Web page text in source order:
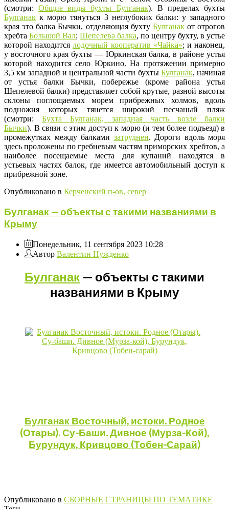
(смотри:Общие виды бухты Булганак). В пределах бухты
Булганак к морю тянуться 3 неглубоких балки: у западного
края это балка Бычки, отделяющая бухту Булганакот отрогов
хребта Большой Вал; Шепелева балка, по центру бухту, в устье
которой находитсялодочный кооператив «Чайка»; и наконец,
у восточного края бухты — Юркинская балка, в районе устья
которой находится село Юркино. На протяжении примерно
3,5 км западной и центральной части бухты Булганак, начиная
от устья балки Бычки, побережье (кроме района устья
Шепелевой балки) представляет собой крутые, разной высоты
склоны поглощаемых морем прибрежных холмов, вдоль
подножия которых тянется широкий песчаный пляж
(смотри: Бухта Булганак, западная часть возле балки
Бычки). В связи с этим доступ к морю (и тем более подъезд) в
промежутках между балками затруднен. Дороги вдоль моря
здесь проложены по гребневым частям приморских хребтов, а
наиболее посещаемые места для купаний находятся в
устьевых частях балок, где имеется автомобильный доступ к
прибрежной зоне.
Опубликовано в Керченский п-ов, север
Булганак — объекты с такими названиями в
Крыму
Понедельник, 11 сентября 2023 10:28
Автор Валентин Нужденко
Булганак — объекты с такими
названиями в Крыму
БулганакВосточный, истоки. Родное
(Отары). Су-Баши. Дивное (Мурза-Кой),
Бурундук, Кривцово (Тобен-Сарай)
Опубликовано в СБОРНЫЕ СТРАНИЦЫ ПО ТЕМАТИКЕ